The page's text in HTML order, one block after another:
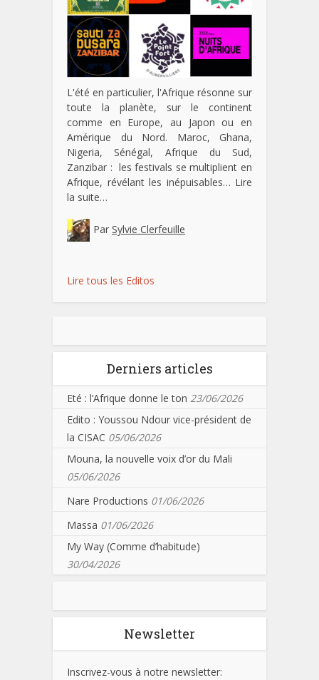
L'été en particulier, l'Afrique résonne sur
toute la planète, sur le continent
comme en Europe, au Japon ou en
Amérique du Nord. Maroc, Ghana,
Nigeria, Sénégal, Afrique du Sud,
Zanzibar : les festivals se multiplient en
Afrique, révélant les inépuisables… Lire
la suite…
Par Sylvie Clerfeuille
Lire tous les Editos
Derniers articles
Eté : l’Afrique donne le ton 23/06/2026
Edito : Youssou Ndour vice-président de
la CISAC 05/06/2026
Mouna, la nouvelle voix d’or du Mali
05/06/2026
Nare Productions 01/06/2026
Massa 01/06/2026
My Way (Comme d’habitude)
30/04/2026
Newsletter
Inscrivez-vous à notre newsletter: